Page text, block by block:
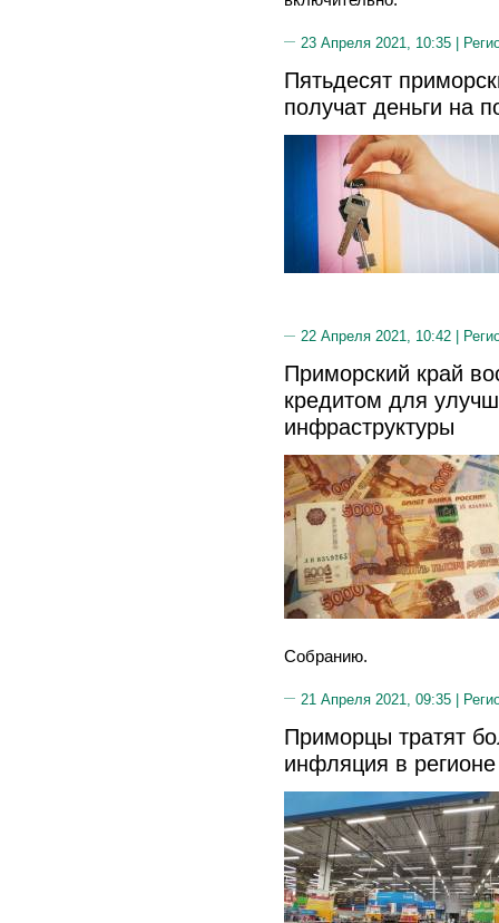
23 Апреля 2021, 10:35 |
Пятьдесят
получат деньги на
22 Апреля 2021, 10:42 |
Приморский край
кредитом для
инфраструктуры
Собранию.
21 Апреля 2021, 09:35 |
Приморцы тратят
инфляция в